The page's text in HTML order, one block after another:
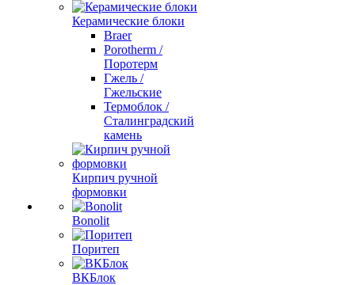
Керамические блоки
Braer
Porotherm /
Поротерм
Гжель /
Гжельские
Термоблок /
Сталинградский
камень
Кирпич ручной
формовки
Bonolit
Поритеп
ВКБлок